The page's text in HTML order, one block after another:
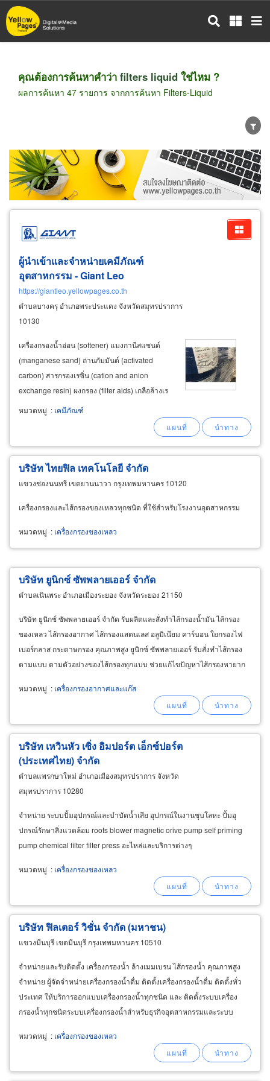
ข้าม
ไป
คุณต้องการค้นหาคำว่า filters liquid ใช่ไหม ?
ผลการค้นหา 47 รายการ จากการค้นหา Filters-Liquid
ขายส่ง ขายปลีก ผู้ผลิต
ตัวแทนจัดจำหน่าย
ผู้ส่งออก/นำเข้า
ธุรกิจบริการ
ผู้นำเข้าและจำหน่ายเคมีภัณฑ์
อุตสาหกรรม - Giant Leo
https://giantleo.yellowpages.co.th
ตำบลบางครุ อำเภอพระประแดง จังหวัดสมุทรปราการ
10130
เครื่องกรองน้ำอ่อน (softener) แมงกานีสแซนด์
(manganese sand) ถ่านกัมมันต์ (activated
carbon) สารกรองเรซิ่น (cation and anion
exchange resin) ผงกรอง (filter aids) เกลือล้างเร
ซิ่น (refined salt) เคมีทำความสะอาด (chemical
cleaner) น้ำกรด และ กรดชนิดผง (acid cleaning
หมวดหมู่ : เคมีภัณฑ์
บริษัท ไทยฟิล เทคโนโลยี จำกัด
แขวงช่องนนทรี เขตยานนาวา กรุงเทพมหานคร 10120
เครื่องกรองและไส้กรองของเหลวทุกชนิด ที่ใช้สำหรับโรงงานอุตสาหกรรม
หมวดหมู่ : เครื่องกรองของเหลว
บริษัท ยูนิกซ์ ซัพพลายเออร์ จำกัด
ตำบลเนินพระ อำเภอเมืองระยอง จังหวัดระยอง 21150
บริษัท ยูนิกซ์ ซัพพลายเออร์ จำกัด รับผลิตและสั่งทำไส้กรองน้ำมัน ไส้กรอง
ของเหลว ไส้กรองอากาศ ไส้กรองแสตนเลส อลูมิเนียม คาร์บอน ใยกรองไฟ
เบอร์กลาส กระดาษกรอง คุณภาพสูง ยูนิกซ์ ซัพพลายเออร์ รับสั่งทำไส้กรอง
ตามแบบ ตามตัวอย่างของไส้กรองทุกแบบ ช่วยแก้ไขปัญหาไส้กรองหายาก
หมวดหมู่ : เครื่องกรองอากาศและแก๊ส
บริษัท เหวินหัว เซิ่ง อิมปอร์ต เอ็กซ์ปอร์ต
(ประเทศไทย) จำกัด
ตำบลแพรกษาใหม่ อำเภอเมืองสมุทรปราการ จังหวัด
สมุทรปราการ 10280
จำหน่าย ระบบปั้มอุปกรณ์และบำบัดน้ำเสีย อุปกรณ์ในงานชุบโลหะ ปั้มอุ
ปกรณ์รักษาสิ่งแวดล้อม roots blower magnetic orive pump self priming
pump chemical filter filter press อะไหล่และบริการต่างๆ
หมวดหมู่ : เครื่องกรองของเหลว
บริษัท ฟิลเตอร์ วิชั่น จำกัด (มหาชน)
แขวงมีนบุรี เขตมีนบุรี กรุงเทพมหานคร 10510
จำหน่ายและรับติดตั้ง เครื่องกรองน้ำ ล้างเมมเบรน ไส้กรองน้ำ คุณภาพสูง
จำหน่าย ผู้จัดจำหน่ายเครื่องกรองน้ำดื่ม ติดตั้งเครื่องกรองน้ำดื่ม ติดตั้งทั่ว
ประเทศ ให้บริการออกแบบเครื่องกรองน้ำทุกชนิด และ ติดตั้งระบบเครื่อง
กรองน้ำทุกชนิดระบบเครื่องกรองน้ำสำหรับธุรกิจอุตสาหกรรมและระบบ
หมวดหมู่ : เครื่องกรองของเหลว